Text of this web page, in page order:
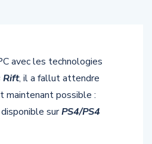
avec les technologies
Rift, il a fallut attendre
maintenant possible :
surPS4/PS4